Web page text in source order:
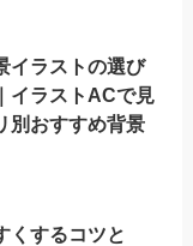
イラストの選び
イラストACで見
別おすすめ背景
くするコツと